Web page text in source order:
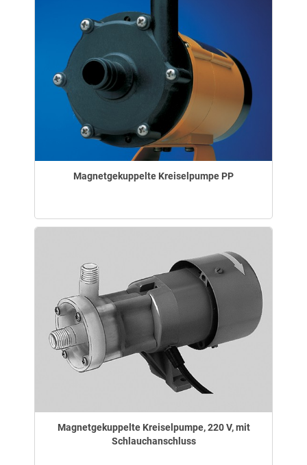
Magnetgekuppelte Kreiselpumpe PP
Magnetgekuppelte Kreiselpumpe, 220 V, mit
Schlauchanschluss